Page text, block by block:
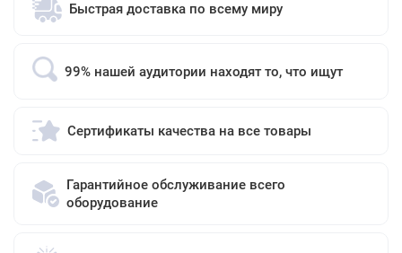
Быстрая доставка по всему миру
99% нашей аудитории находят то, что ищут
Сертификаты качества на все товары
Гарантийное обслуживание всего
оборудование